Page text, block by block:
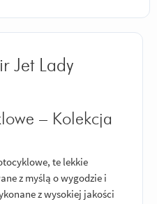
Jet Lady
– Kolekcja
te lekkie
z myślą o wygodzie i
z wysokiej jakości